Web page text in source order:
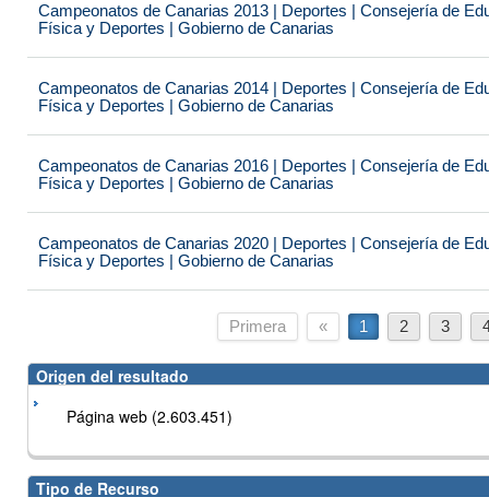
Campeonatos de Canarias 2013 | Deportes | Consejería de
Física y Deportes | Gobierno de Canarias
Campeonatos de Canarias 2014 | Deportes | Consejería de
Física y Deportes | Gobierno de Canarias
Campeonatos de Canarias 2016 | Deportes | Consejería de
Física y Deportes | Gobierno de Canarias
Campeonatos de Canarias 2020 | Deportes | Consejería de
Física y Deportes | Gobierno de Canarias
Primera « 1 2 3
Origen del resultado
Página web (2.603.451)
Tipo de Recurso